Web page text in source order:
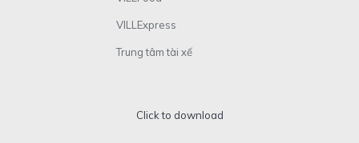
VILLExpress
Trung tâm tài xế
Click to download